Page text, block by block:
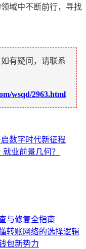
域中不断前行，寻找
如有疑问，请联系
wsqd/2963.html
数字时代新征程
业前景几何？
与修复全指南
转账网络的选择逻辑
包新势力